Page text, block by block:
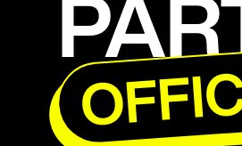
Volets
Espace pro